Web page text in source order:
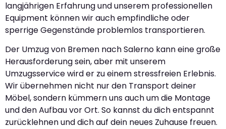
langjährigen Erfahrung und unserem professionellen
Equipment können wir auch empfindliche oder
sperrige Gegenstände problemlos transportieren.
Der Umzug von Bremen nach Salerno kann eine große
Herausforderung sein, aber mit unserem
Umzugsservice wird er zu einem stressfreien Erlebnis.
Wir übernehmen nicht nur den Transport deiner
Möbel, sondern kümmern uns auch um die Montage
und den Aufbau vor Ort. So kannst du dich entspannt
zurücklehnen und dich auf dein neues Zuhause freuen.